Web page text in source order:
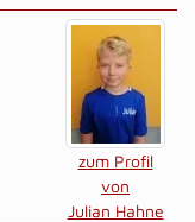
zum Profil
von
Julian Hahne